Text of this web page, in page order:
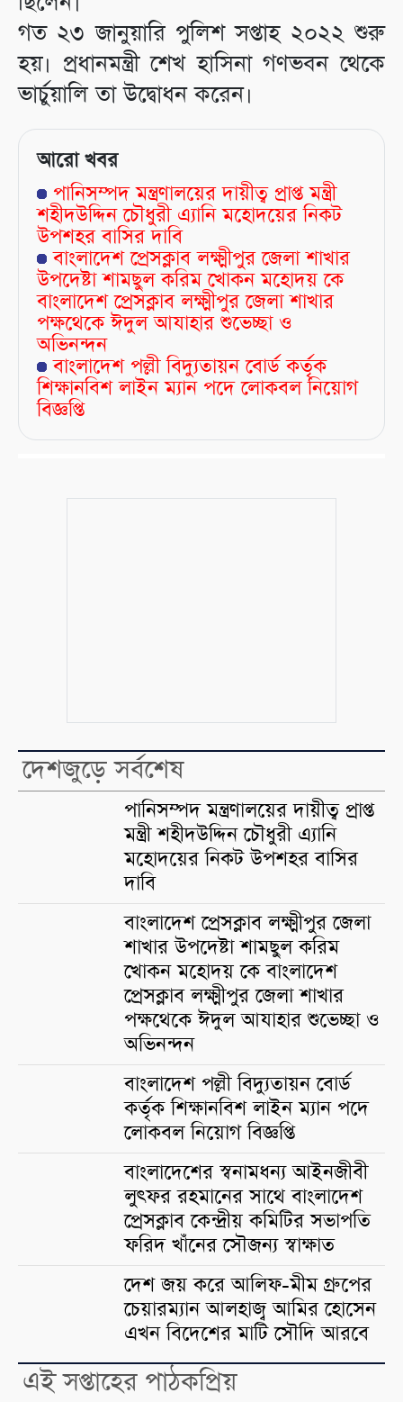
গত ২৩ জানুয়ারি পুলিশ সপ্তাহ ২০২২ শুরু
হয়। প্রধানমন্ত্রী শেখ হাসিনা গণভবন থেকে
ভার্চুয়ালি তা উদ্বোধন করেন।
আরো খবর
পানিসম্পদ মন্ত্রণালয়ের দায়ীত্ব প্রাপ্ত মন্ত্রী
শহীদউদ্দিন চৌধুরী এ্যানি মহোদয়ের নিকট
উপশহর বাসির দাবি
বাংলাদেশ প্রেসক্লাব লক্ষ্মীপুর জেলা শাখার
উপদেষ্টা শামছুল করিম খোকন মহোদয় কে
বাংলাদেশ প্রেসক্লাব লক্ষ্মীপুর জেলা শাখার
পক্ষথেকে ঈদুল আযাহার শুভেচ্ছা ও
অভিনন্দন
বাংলাদেশ পল্লী বিদ্যুতায়ন বোর্ড কর্তৃক
শিক্ষানবিশ লাইন ম্যান পদে লোকবল নিয়োগ
বিজ্ঞপ্তি
দেশজুড়ে সর্বশেষ
পানিসম্পদ মন্ত্রণালয়ের দায়ীত্ব প্রাপ্ত
মন্ত্রী শহীদউদ্দিন চৌধুরী এ্যানি
মহোদয়ের নিকট উপশহর বাসির
দাবি
বাংলাদেশ প্রেসক্লাব লক্ষ্মীপুর জেলা
শাখার উপদেষ্টা শামছুল করিম
খোকন মহোদয় কে বাংলাদেশ
প্রেসক্লাব লক্ষ্মীপুর জেলা শাখার
পক্ষথেকে ঈদুল আযাহার শুভেচ্ছা ও
অভিনন্দন
বাংলাদেশ পল্লী বিদ্যুতায়ন বোর্ড
কর্তৃক শিক্ষানবিশ লাইন ম্যান পদে
লোকবল নিয়োগ বিজ্ঞপ্তি
বাংলাদেশের স্বনামধন্য আইনজীবী
লুৎফর রহমানের সাথে বাংলাদেশ
প্রেসক্লাব কেন্দ্রীয় কমিটির সভাপতি
ফরিদ খাঁনের সৌজন্য স্বাক্ষাত
দেশ জয় করে আলিফ-মীম গ্রুপের
চেয়ারম্যান আলহাজ্ব আমির হোসেন
এখন বিদেশের মাটি সৌদি আরবে
এই সপ্তাহের পাঠকপ্রিয়